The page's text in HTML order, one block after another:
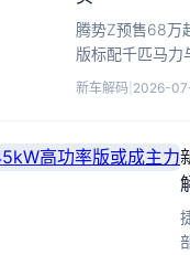
腾势Z预售68万
版标配千匹马力
道版溢价集中在
新车解码 2026-